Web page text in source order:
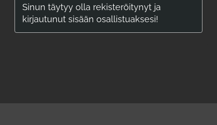
Sinun täytyy olla rekisteröitynyt ja
kirjautunut sisään osallistuaksesi!